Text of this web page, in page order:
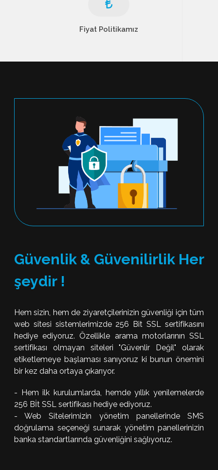
Fiyat Politikamız
Güvenlik & Güvenilirlik Her
şeydir !
Hem sizin, hem de ziyaretçilerinizin güvenliği için tüm
web sitesi sistemlerimizde 256 Bit SSL sertifikasını
hediye ediyoruz. Özellikle arama motorlarının SSL
sertifikası olmayan siteleri "Güvenlir Değil" olarak
etiketlemeye başlaması sanıyoruz ki bunun önemini
bir kez daha ortaya çıkarıyor.
- Hem ilk kurulumlarda, hemde yıllık yenilemelerde
256 Bİt SSL sertifikası hediye ediyoruz.
- Web Sitelerimizin yönetim panellerinde SMS
doğrulama seçeneği sunarak yönetim panellerinizin
banka standartlarında güvenliğini sağlıyoruz.